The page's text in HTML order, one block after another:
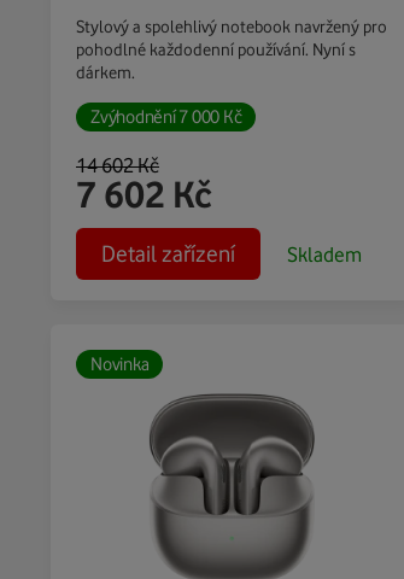
Stylový a spolehlivý notebook navržený pro
pohodlné každodenní používání. Nyní s
dárkem.
Zvýhodnění7 000 Kč
14 602Kč
7 602 Kč
Detail zařízení Skladem
Novinka